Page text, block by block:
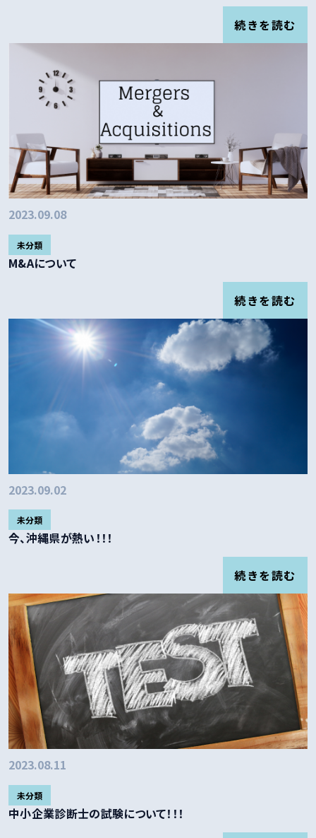
続きを読む
2023.09.08
未分類
M&Aについて
続きを読む
2023.09.02
未分類
今、沖縄県が熱い！！！
続きを読む
2023.08.11
未分類
中小企業診断士の試験について！！！